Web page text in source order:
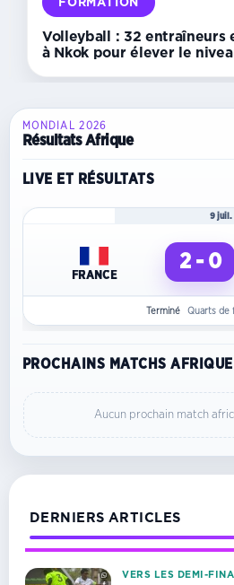
défi
du
calendrier
Volleyball : 32 entraîneurs
à Nkok pour élever le
MONDIAL 2026
Résultats Afrique
LIVE ET RÉSULTATS
9 juil.
FRANCE
2 - 0
Terminé Quarts de
PROCHAINS MATCHS AFRIQUE
Aucun prochain match
DERNIERS ARTICLES
VERS LES DEMI-